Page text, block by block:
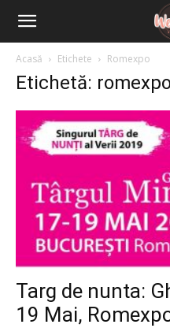
Acasă Etichete Romexpo
Etichetă:
Targ de nunta:
19 Mai,